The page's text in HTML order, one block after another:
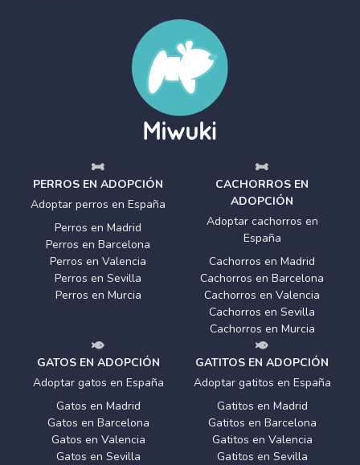
PERROS EN ADOPCIÓN
Adoptar perros en España
Perros en Madrid
Perros en Barcelona
Perros en Valencia
Perros en Sevilla
Perros en Murcia
CACHORROS EN
ADOPCIÓN
Adoptar cachorros en
España
Cachorros en Madrid
Cachorros en Barcelona
Cachorros en Valencia
Cachorros en Sevilla
Cachorros en Murcia
GATOS EN ADOPCIÓN
Adoptar gatos en España
Gatos en Madrid
Gatos en Barcelona
Gatos en Valencia
Gatos en Sevilla
GATITOS EN ADOPCIÓN
Adoptar gatitos en España
Gatitos en Madrid
Gatitos en Barcelona
Gatitos en Valencia
Gatitos en Sevilla